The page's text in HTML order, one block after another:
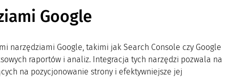
Google
narzędziami Google, takimi jak Search Console czy Google
raportów i analiz. Integracja tych narzędzi pozwala na
na pozycjonowanie strony i efektywniejsze jej